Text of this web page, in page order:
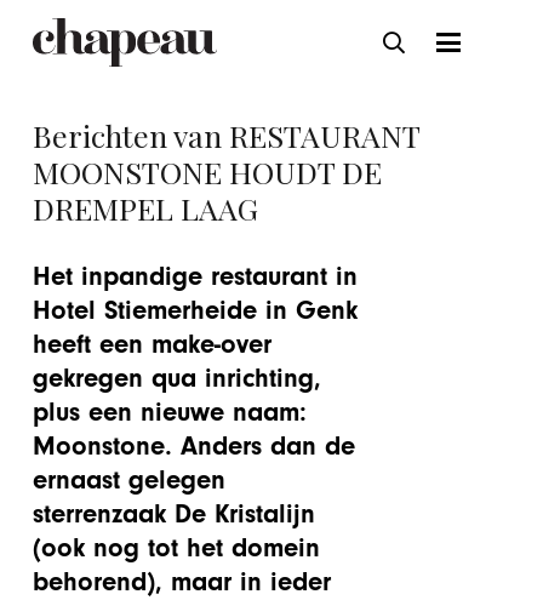
Berichten van RESTAURANT
MOONSTONE HOUDT DE
DREMPEL LAAG
Het inpandige restaurant in
Hotel Stiemerheide in Genk
heeft een make-over
gekregen qua inrichting,
plus een nieuwe naam:
Moonstone. Anders dan de
ernaast gelegen
sterrenzaak De Kristalijn
(ook nog tot het domein
behorend), maar in ieder